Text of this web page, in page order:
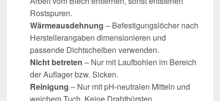
Rostspuren.
Wärmeausdehnung – Befestigungslöcher nach
Herstellerangaben dimensionieren und
passende Dichtscheiben verwenden.
Nicht betreten – Nur mit Laufbohlen im Bereich
der Auflager bzw. Sicken.
Reinigung – Nur mit pH-neutralen Mitteln und